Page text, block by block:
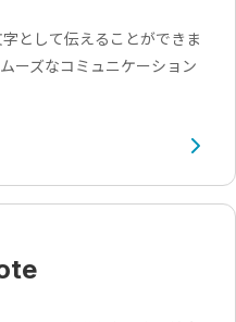
として伝えることができま
ーズなコミュニケーション